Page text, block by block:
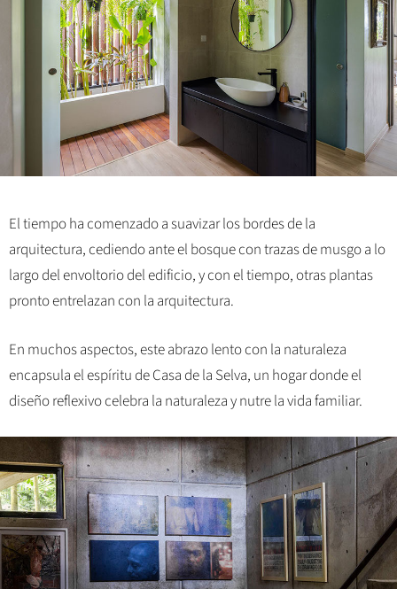
El tiempo ha comenzado a suavizar los bordes de la
arquitectura, cediendo ante el bosque con trazas de musgo a lo
largo del envoltorio del edificio, y con el tiempo, otras plantas
pronto entrelazan con la arquitectura.
En muchos aspectos, este abrazo lento con la naturaleza
encapsula el espíritu de Casa de la Selva, un hogar donde el
diseño reflexivo celebra la naturaleza y nutre la vida familiar.